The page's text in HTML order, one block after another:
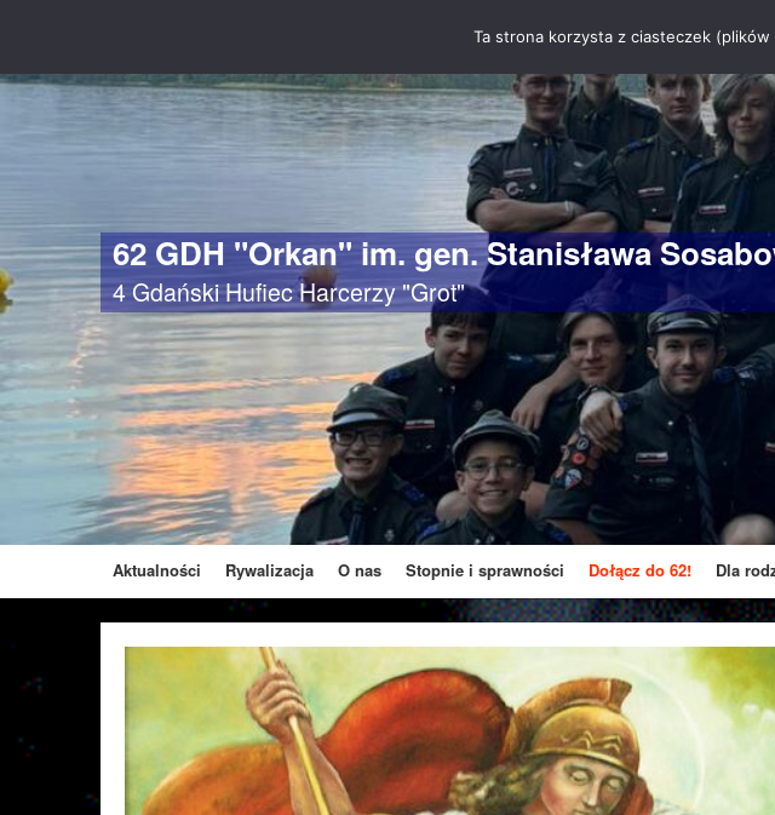
62 GDH "Orkan" im. gen. Stanisława
4 Gdański Hufiec Harcerzy "Grot"
Aktualności Rywalizacja O nas Stopnie i sprawności Dołącz do 62! Dla
Ta strona korzysta z ciasteczek (plików